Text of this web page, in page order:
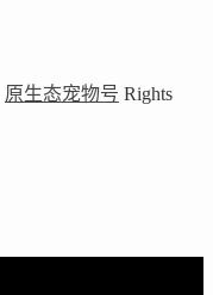
原生态宠物号 Rights